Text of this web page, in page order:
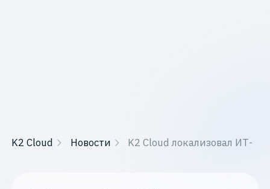
K2 Cloud Новости K2 Cloud локализовал ИТ-